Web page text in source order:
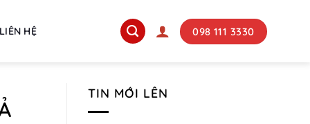
LIÊN HỆ 098 111 3330
TIN MỚI LÊN